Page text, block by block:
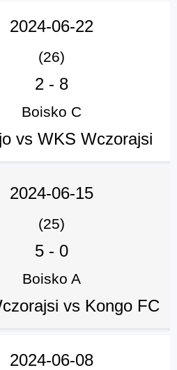
2024-06-22
(26)
2 - 8
Boisko C
vs WKS Wczorajsi
2024-06-15
(25)
5 - 0
Boisko A
vs Kongo FC
2024-06-08